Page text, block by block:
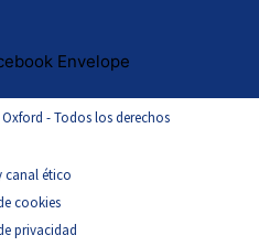
Envelope
- Todos los derechos
canal ético
cookies
privacidad